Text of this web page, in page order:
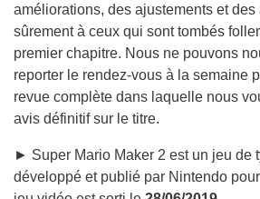
améliorations, des ajustements et
sûrement à ceux qui sont tombés
premier chapitre. Nous ne pouvons
reporter le rendez-vous à la semaine
revue complète dans laquelle nous
avis définitif sur le titre.
► Super Mario Maker 2 est un jeu de
développé et publié par Nintendo